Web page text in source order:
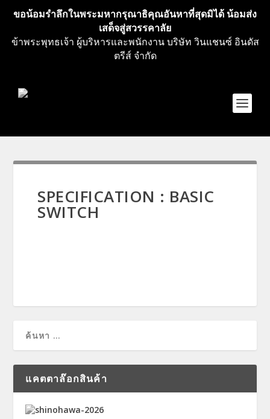
ขอน้อมรำลึกในพระมหากรุณาธิคุณอันหาที่สุดมิได้ น้อมส่ง
เสด็จสู่สวรรคาลัย
ข้าพระพุทธเจ้า ผู้บริหารและพนักงาน บริษัท วินแชนซ์ อินดัส
ตรีส์ จำกัด
SPECIFICATION : BASIC
SWITCH
แคตตาล๊อกสินค้า